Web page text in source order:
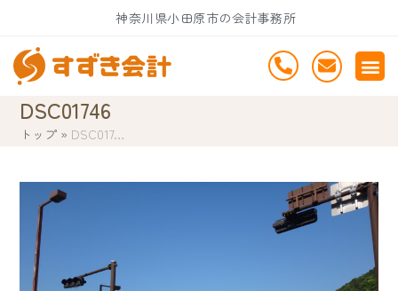
content
神奈川県小田原市の会計事務所
DSC01746
トップ » DSC017…